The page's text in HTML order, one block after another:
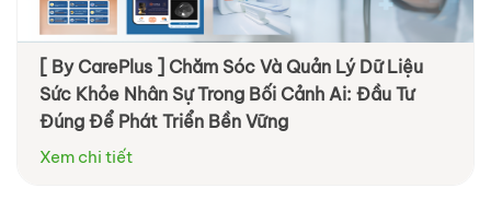
[ By CarePlus ] Chăm Sóc Và Quản Lý Dữ Liệu
Sức Khỏe Nhân Sự Trong Bối Cảnh Ai: Đầu Tư
Đúng Để Phát Triển Bền Vững
Xem chi tiết